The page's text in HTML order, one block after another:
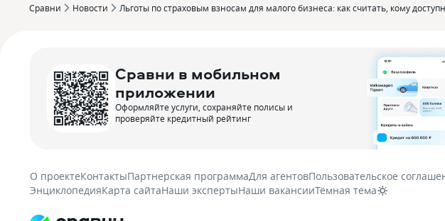
Сравни Новости Льготы по страховым взносам для малого бизнеса: как считать‚ кому
Сравни в мобильном
приложении
Оформляйте услуги, сохраняйте полисы и
проверяйте кредитный рейтинг
О проектеКонтактыПартнерская программаДля агентовПользовательское
ЭнциклопедияКарта сайтаНаши экспертыНаши вакансииТёмная тема